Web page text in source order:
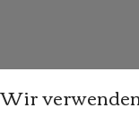
Wir